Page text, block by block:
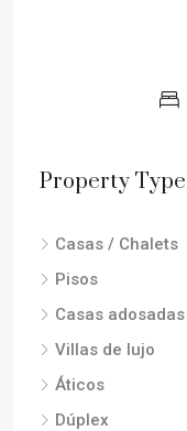
Property Type
Casas / Chalets
Pisos
Casas adosadas
Villas de lujo
Áticos
Dúplex